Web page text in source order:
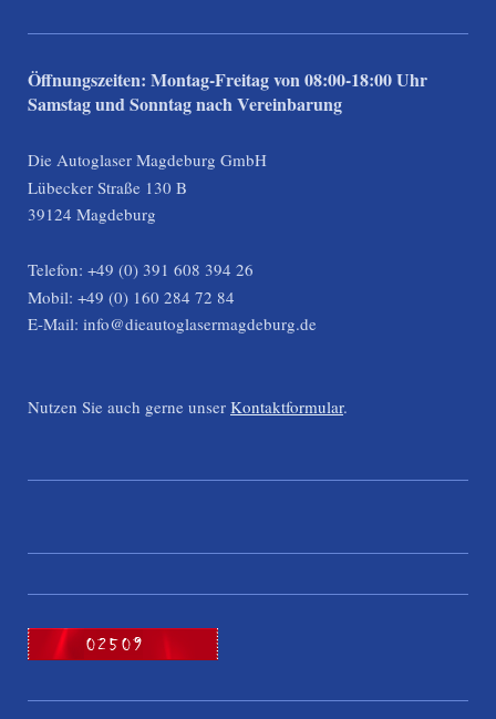
Öffnungszeiten: Montag-Freitag von 08:00-18:00 Uhr
Samstag und Sonntag nach Vereinbarung
Die Autoglaser Magdeburg GmbH
Lübecker Straße 130 B
39124 Magdeburg
Telefon: +49 (0) 391 608 394 26
Mobil: +49 (0) 160 284 72 84
E-Mail: info@dieautoglasermagdeburg.de
Nutzen Sie auch gerne unser Kontaktformular.